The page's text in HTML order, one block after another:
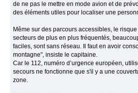
de ne pas le mettre en mode avion et de
des éléments utiles pour localiser une
Même sur des parcours accessibles, le
secteurs de plus en plus fréquentés,
faciles, sont sans réseau. Il faut en avoir
montagne", insiste le capitaine.
Car le 112, numéro d’urgence européen,
secours ne fonctionne que s'il y a une
zone.